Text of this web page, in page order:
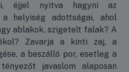
éjjel nyitva hagyni az
helyiség adottságai, ahol
ablakok, szigetelt falak? A
Zavarja a kinti zaj, a
a beszálló por, esetleg a
javaslom alaposan